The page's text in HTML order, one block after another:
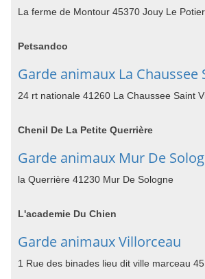
La ferme de Montour 45370 Jouy Le Potier
Petsandco
Garde animaux La Chaussee
24 rt nationale 41260 La Chaussee Saint
Chenil De La Petite Querrière
Garde animaux Mur De
la Querrière 41230 Mur De Sologne
L'academie Du Chien
Garde animaux Villorceau
1 Rue des binades lieu dit ville marceau